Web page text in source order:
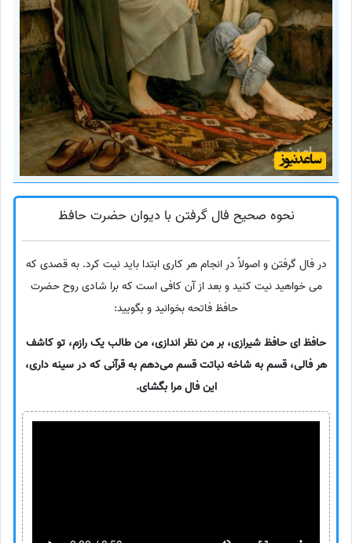
نحوه صحیح فال گرفتن با دیوان حضرت حافظ
در فال گرفتن و اصولاً در انجام هر کاری ابتدا باید نیت کرد. به قصدی که
می خواهید نیت کنید و بعد از آن کافی است که برا شادی روح حضرت
حافظ فاتحه بخوانید و بگویید:
حافظ ای حافظ شیرازی، بر من نظر اندازی، من طالب یک رازم، تو کاشف
هر فالی، قسم به شاخه نباتت قسم می‌دهم به قرآنی که در سینه داری،
این فال مرا بگشای.